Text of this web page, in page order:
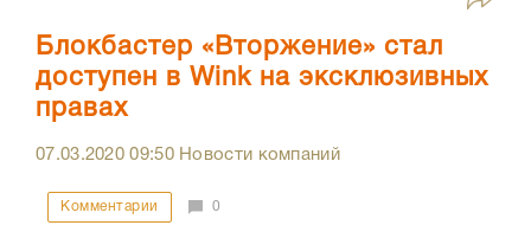
Блокбастер «Вторжение» стал
доступен в Wink на эксклюзивных
правах
07.03.202009:50Новости компаний
Комментарии 0